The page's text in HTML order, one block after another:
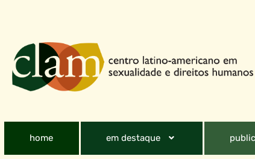
home em destaque